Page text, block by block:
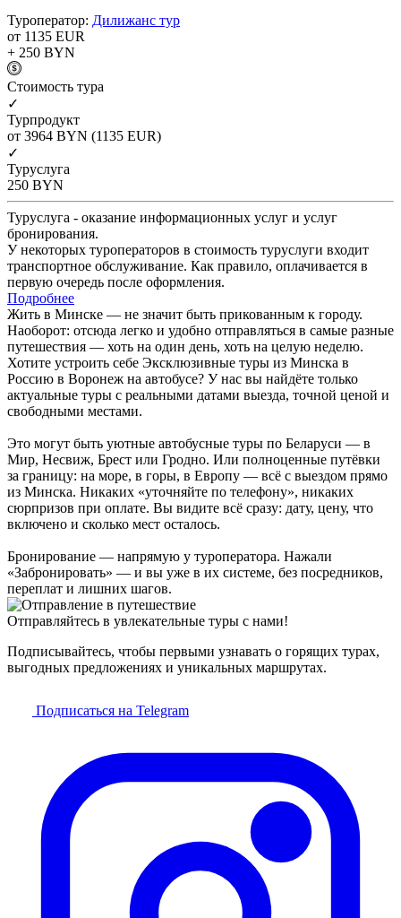
Туроператор: Дилижанс тур
от 1135 EUR
+ 250 BYN
Cтоимость тура
✓
Турпродукт
от 3964 BYN (1135 EUR)
✓
Туруслуга
250 BYN
Туруслуга - оказание информационных услуг и услуг
бронирования.
У некоторых туроператоров в стоимость туруслуги входит
транспортное обслуживание. Как правило, оплачивается в
первую очередь после оформления.
Подробнее
Жить в Минске — не значит быть прикованным к городу.
Наоборот: отсюда легко и удобно отправляться в самые разные
путешествия — хоть на один день, хоть на целую неделю.
Хотите устроить себе Эксклюзивные туры из Минска в
Россию в Воронеж на автобусе? У нас вы найдёте только
актуальные туры с реальными датами выезда, точной ценой и
свободными местами.
Это могут быть уютные автобусные туры по Беларуси — в
Мир, Несвиж, Брест или Гродно. Или полноценные путёвки
за границу: на море, в горы, в Европу — всё с выездом прямо
из Минска. Никаких «уточняйте по телефону», никаких
сюрпризов при оплате. Вы видите всё сразу: дату, цену, что
включено и сколько мест осталось.
Бронирование — напрямую у туроператора. Нажали
«Забронировать» — и вы уже в их системе, без посредников,
переплат и лишних шагов.
Отправляйтесь в увлекательные туры с нами!
Подписывайтесь, чтобы первыми узнавать о горящих турах,
выгодных предложениях и уникальных маршрутах.
Подписаться на Telegram